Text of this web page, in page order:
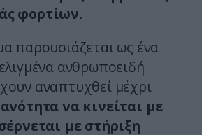
φορτίων.
παρουσιάζεται ως ένα
ανθρωποειδή
αναπτυχθεί μέχρι
να κινείται με
με στήριξη